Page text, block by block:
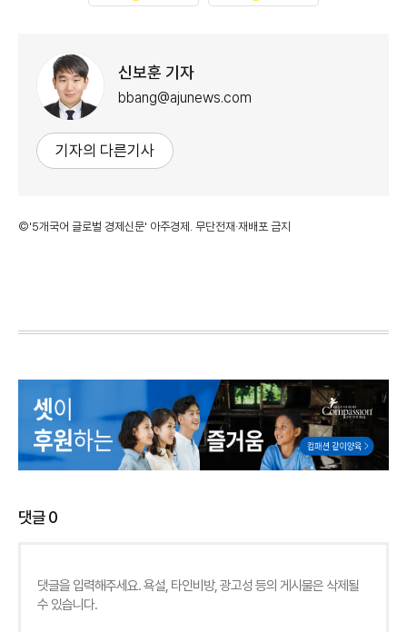
신보훈 기자
bbang@ajunews.com
기자의 다른기사
©'5개국어 글로벌 경제신문' 아주경제. 무단전재·재배포 금지
댓글0